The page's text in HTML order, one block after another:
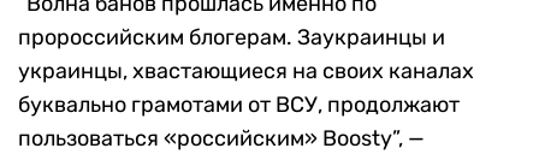
пророссийским блогерам. Заукраинцы и
украинцы, хвастающиеся на своих каналах
буквально грамотами от ВСУ, продолжают
пользоваться «российским» Boosty”, —